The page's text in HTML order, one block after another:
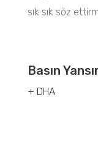
sık sık söz
Basın
+ DHA